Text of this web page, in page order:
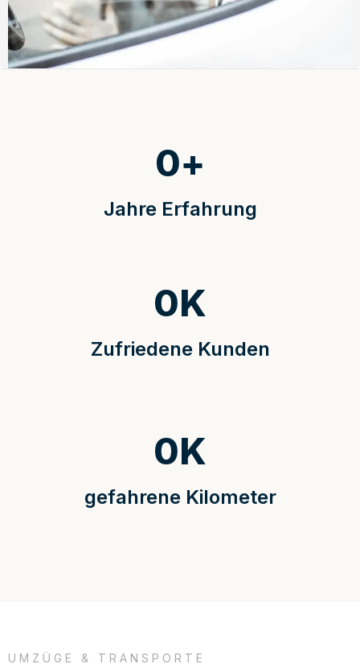
Jahre Erfahrung
0+
Zufriedene Kunden
0K
gefahrene Kilometer
0K
UMZÜGE & TRANSPORTE